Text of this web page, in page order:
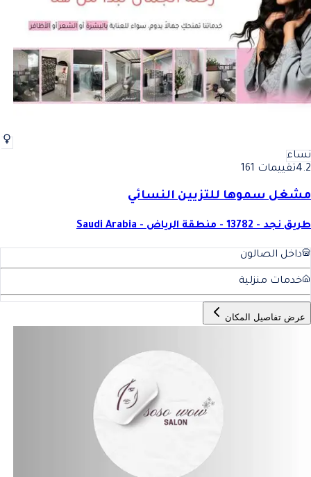
نساء
4.2تقييمات 161
مشغل سموها للتزيين النسائي
طريق نجد - 13782 - منطقة الرياض - Saudi Arabia
داخل الصالون
خدمات منزلية
عرض تفاصيل المكان